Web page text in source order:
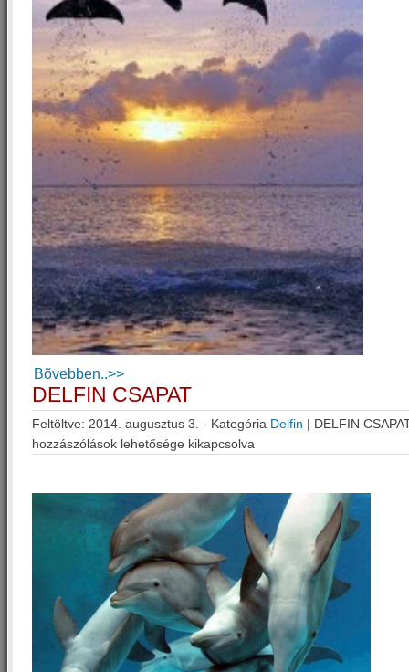
Bõvebben..>>
DELFIN CSAPAT
Feltöltve: 2014. augusztus 3. - Kategória Delfin | DELFIN
hozzászólások lehetősége kikapcsolva